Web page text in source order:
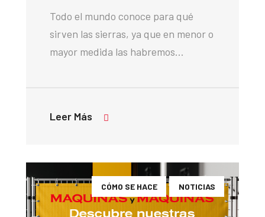
Todo el mundo conoce para qué
sirven las sierras, ya que en menor o
mayor medida las habremos…
Leer Más
CÓMO SE HACE NOTICIAS